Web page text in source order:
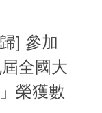
] 參加
全國大
榮獲數